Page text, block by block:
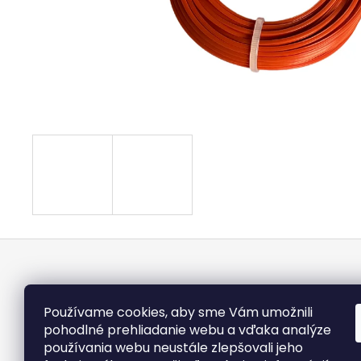
Používame cookies, aby sme Vám umožnili
pohodlné prehliadanie webu a vďaka analýze
používania webu neustále zlepšovali jeho
Z